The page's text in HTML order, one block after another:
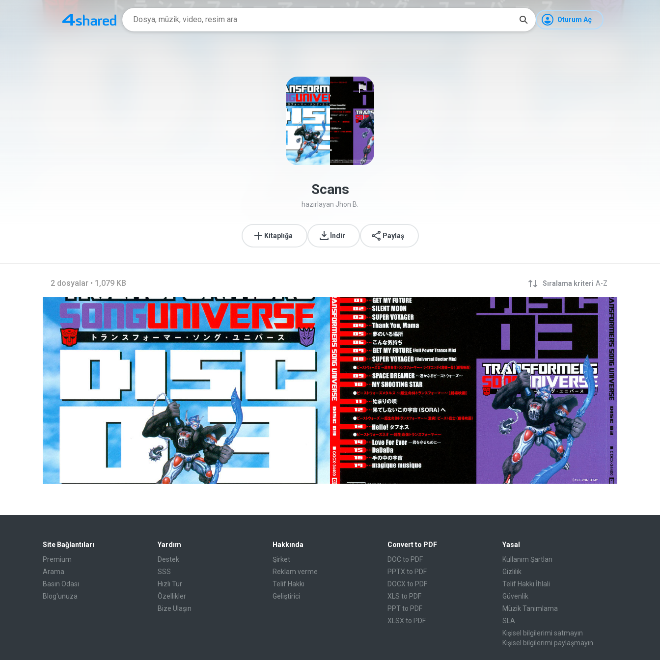
Oturum Aç
Scans
hazırlayan Jhon B.
Kitaplığa İndir Paylaş
2 dosyalar • 1,079 KB Sıralama kriteri A-Z
Site Bağlantıları
Premium
Arama
Basın Odası
Blog'unuza
Yardım
Destek
SSS
Hızlı Tur
Özellikler
Bize Ulaşın
Hakkında
Şirket
Reklam verme
Telif Hakkı
Geliştirici
Convert to PDF
DOC to PDF
PPTX to PDF
DOCX to PDF
XLS to PDF
PPT to PDF
XLSX to PDF
Yasal
Kullanım Şartları
Gizlilik
Telif Hakkı İhlali
Güvenlik
Müzik Tanımlama
SLA
Kişisel bilgilerimi satmayın
Kişisel bilgilerimi paylaşmayın